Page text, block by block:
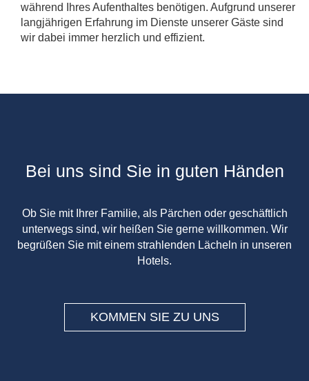
während Ihres Aufenthaltes benötigen. Aufgrund unserer
langjährigen Erfahrung im Dienste unserer Gäste sind
wir dabei immer herzlich und effizient.
Bei uns sind Sie in guten Händen
Ob Sie mit Ihrer Familie, als Pärchen oder geschäftlich
unterwegs sind, wir heißen Sie gerne willkommen. Wir
begrüßen Sie mit einem strahlenden Lächeln in unseren
Hotels.
KOMMEN SIE ZU UNS